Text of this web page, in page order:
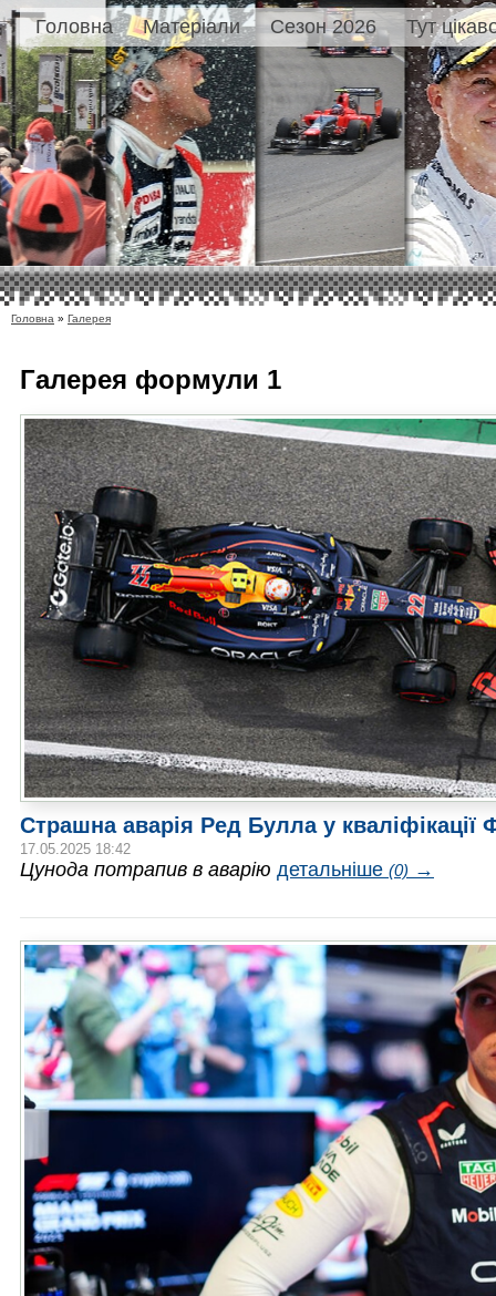
Головна Матеріали Сезон 2026 Тут
Головна » Галерея
Галерея формули 1
Страшна аварія Ред Булла у кваліфікації
17.05.2025 18:42
Цунода потрапив в аварію детальніше (0) →